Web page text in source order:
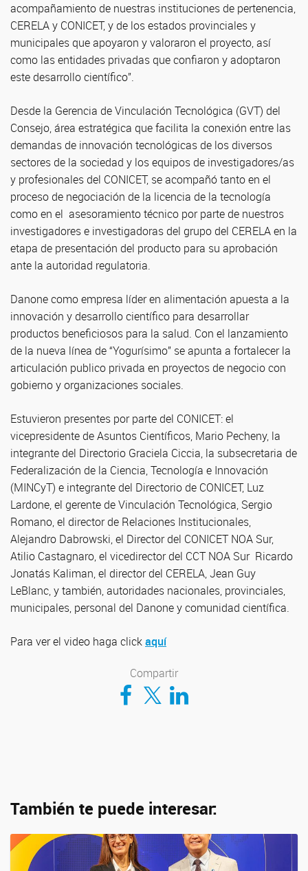
acompañamiento de nuestras instituciones de pertenencia,
CERELA y CONICET, y de los estados provinciales y
municipales que apoyaron y valoraron el proyecto, así
como las entidades privadas que confiaron y adoptaron
este desarrollo científico”.
Desde la Gerencia de Vinculación Tecnológica (GVT) del
Consejo, área estratégica que facilita la conexión entre las
demandas de innovación tecnológicas de los diversos
sectores de la sociedad y los equipos de investigadores/as
y profesionales del CONICET, se acompañó tanto en el
proceso de negociación de la licencia de la tecnología
como en el asesoramiento técnico por parte de nuestros
investigadores e investigadoras del grupo del CERELA en la
etapa de presentación del producto para su aprobación
ante la autoridad regulatoria.
Danone como empresa líder en alimentación apuesta a la
innovación y desarrollo científico para desarrollar
productos beneficiosos para la salud. Con el lanzamiento
de la nueva línea de “Yogurísimo” se apunta a fortalecer la
articulación publico privada en proyectos de negocio con
gobierno y organizaciones sociales.
Estuvieron presentes por parte del CONICET: el
vicepresidente de Asuntos Científicos, Mario Pecheny, la
integrante del Directorio Graciela Ciccia, la subsecretaria de
Federalización de la Ciencia, Tecnología e Innovación
(MINCyT) e integrante del Directorio de CONICET, Luz
Lardone, el gerente de Vinculación Tecnológica, Sergio
Romano, el director de Relaciones Institucionales,
Alejandro Dabrowski, el Director del CONICET NOA Sur,
Atilio Castagnaro, el vicedirector del CCT NOA Sur Ricardo
Jonatás Kaliman, el director del CERELA, Jean Guy
LeBlanc, y también, autoridades nacionales, provinciales,
municipales, personal del Danone y comunidad científica.
Para ver el video haga clickaquí
Compartir
Compartir en Facebook
Compartir en TwitterCompartir en LinkedIn
También te puede interesar: